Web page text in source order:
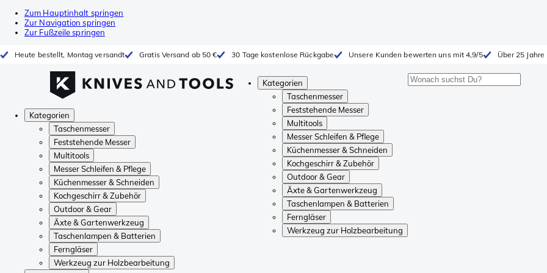
Zum Hauptinhalt springen
Zur Navigation springen
Zur Fußzeile springen
Heute bestellt, Montag versandt Gratis Versand ab 50 € 30 Tage kostenlose Rückgabe Unsere Kunden bewerten uns mit 4,9/5 Über 25
Kategorien
Taschenmesser
Feststehende Messer
Multitools
Messer Schleifen & Pflege
Küchenmesser & Schneiden
Kochgeschirr & Zubehör
Outdoor & Gear
Äxte & Gartenwerkzeug
Taschenlampen & Batterien
Ferngläser
Werkzeug zur Holzbearbeitung
Kategorien
Taschenmesser
Feststehende Messer
Multitools
Messer Schleifen & Pflege
Küchenmesser & Schneiden
Kochgeschirr & Zubehör
Outdoor & Gear
Äxte & Gartenwerkzeug
Taschenlampen & Batterien
Ferngläser
Werkzeug zur Holzbearbeitung